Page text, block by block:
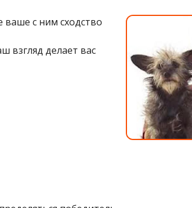
с ним сходство
взгляд делает вас